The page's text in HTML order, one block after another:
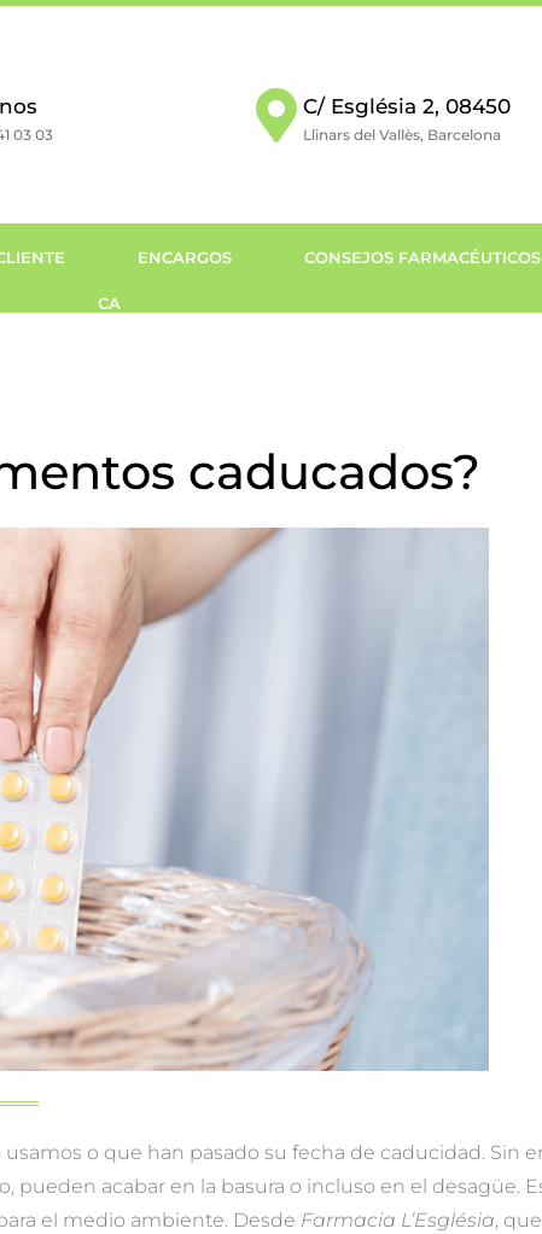
03 03
C/ Església 2, 08450
Llinars del Vallès, Barcelona
ENCARGOS CONSEJOS FARMACÉUTICOS
CA
caducados?
o que han pasado su fecha de caducidad. Sin
acabar en la basura o incluso en el desagüe.
el medio ambiente. Desde Farmacia L’Església,